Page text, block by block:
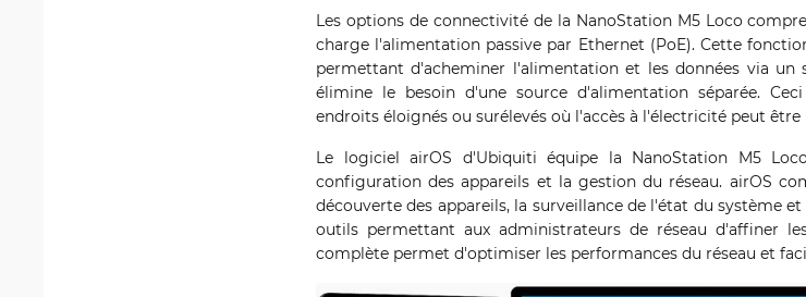
Les options de connectivité de la NanoStation M5 Loco
charge l'alimentation passive par Ethernet (PoE). Cette
permettant d'acheminer l'alimentation et les données via
élimine le besoin d'une source d'alimentation séparée.
endroits éloignés ou surélevés où l'accès à l'électricité peut
Le logiciel airOS d'Ubiquiti équipe la NanoStation M5
configuration des appareils et la gestion du réseau. airOS
découverte des appareils, la surveillance de l'état du système
outils permettant aux administrateurs de réseau d'affiner
complète permet d'optimiser les performances du réseau et